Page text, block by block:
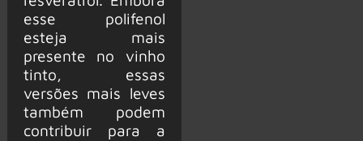
esse polifenol
esteja mais
presente no vinho
tinto, essas
versões mais leves
também podem
contribuir para a